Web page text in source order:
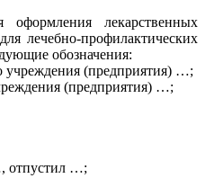
лекарственных
лечебно-профилактических
обозначения:
учреждения (предприятия) …;
(предприятия) …;
отпустил …;